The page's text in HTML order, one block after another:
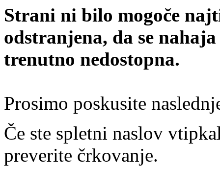
Strani ni bilo mogoče
odstranjena, da se
trenutno nedostopna.
Prosimo poskusite
Če ste spletni naslov
preverite črkovanje.